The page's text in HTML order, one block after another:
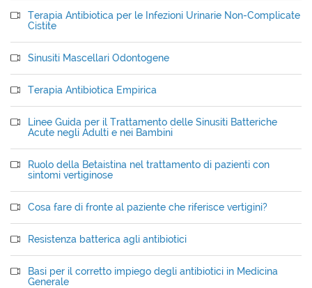
Terapia Antibiotica per le Infezioni Urinarie Non-Complicate
Cistite
Sinusiti Mascellari Odontogene
Terapia Antibiotica Empirica
Linee Guida per il Trattamento delle Sinusiti Batteriche
Acute negli Adulti e nei Bambini
Ruolo della Betaistina nel trattamento di pazienti con
sintomi vertiginose
Cosa fare di fronte al paziente che riferisce vertigini?
Resistenza batterica agli antibiotici
Basi per il corretto impiego degli antibiotici in Medicina
Generale